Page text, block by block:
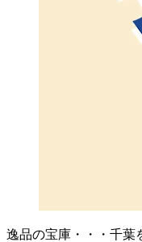
逸品の宝庫・・・千葉